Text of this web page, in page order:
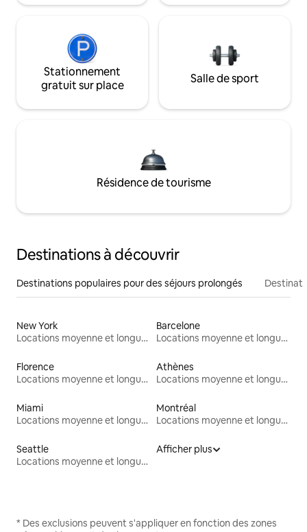
Stationnement
gratuit sur place
Salle de sport
Résidence de tourisme
Destinations à découvrir
Destinations populaires pour des séjours prolongés
New York
Locations moyenne et longue durée
Barcelone
Locations moyenne et longue durée
Florence
Locations moyenne et longue durée
Athènes
Locations moyenne et longue durée
Miami
Locations moyenne et longue durée
Montréal
Locations moyenne et longue durée
Seattle
Locations moyenne et longue durée
Afficher plus
* Des exclusions peuvent s'appliquer en fonction des zones